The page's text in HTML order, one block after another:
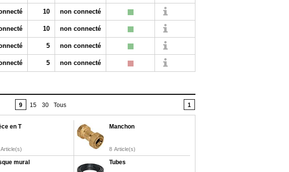
10 non connecté
10 non connecté
5 non connecté
5 non connecté
9 15 30 Tous 1
en T
Article(s)
Manchon
8 Article(s)
mural Tubes